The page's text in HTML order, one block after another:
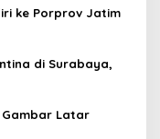
ke Porprov Jatim
di Surabaya,
Gambar Latar